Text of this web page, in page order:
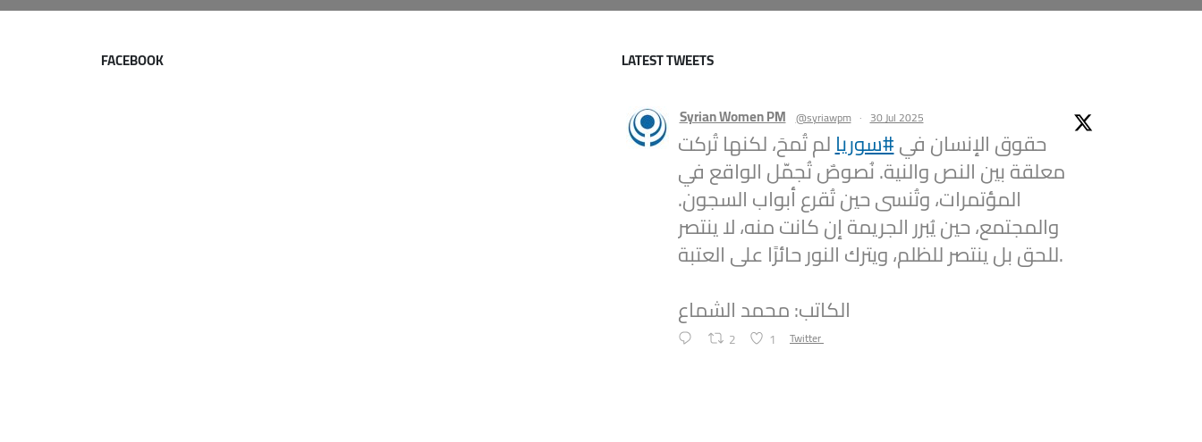
FACEBOOK LATEST TWEETS
Syrian Women PM @syriawpm · 30 Jul 2025
حقوق الإنسان في#سوريالم تُمحَ، لكنها تُركت
معلقة بين النص والنية. نُصوصٌ تُجمّل الواقع في
المؤتمرات، وتُنسى حين تُقرع أبواب السجون.
والمجتمع، حين يُبرر الجريمة إن كانت منه، لا ينتصر
للحق بل ينتصر للظلم، ويترك النور حائرًا على العتبة.
الكاتب: محمد الشماع
2 1 Twitter